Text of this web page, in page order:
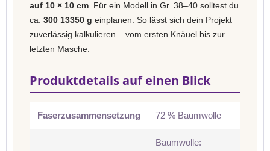
auf 10 × 10 cm . Für ein Modell in Gr. 38–40 solltest du
ca. 300 13350 g einplanen. So lässt sich dein Projekt
zuverlässig kalkulieren – vom ersten Knäuel bis zur
letzten Masche.
Produktdetails auf einen Blick
Faserzusammensetzung 72 % Baumwolle
Baumwolle: